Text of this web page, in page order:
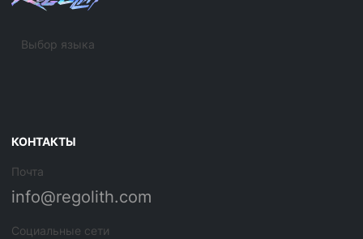
Выбор языка
КОНТАКТЫ
Почта
info@regolith.com
Социальные сети